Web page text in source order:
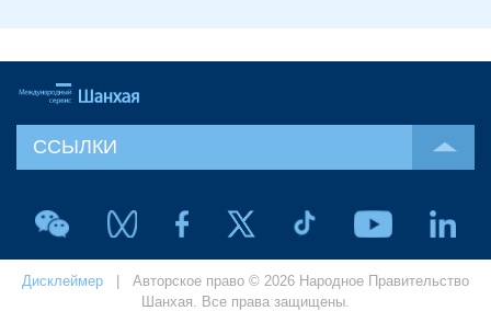
ССЫЛКИ
Дисклеймер | Авторское право © 2026 Народное Правительство
Шанхая. Все права защищены.